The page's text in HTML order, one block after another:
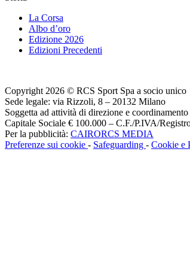
La Corsa
Albo d’oro
Edizione 2026
Edizioni Precedenti
Copyright 2026 © RCS Sport Spa a socio unico
Sede legale: via Rizzoli, 8 – 20132 Milano
Soggetta ad attività di direzione e
Capitale Sociale € 100.000 – C.F./P.IVA/
Per la pubblicità: CAIRORCS MEDIA
Preferenze sui cookie - Safeguarding - Cookie e